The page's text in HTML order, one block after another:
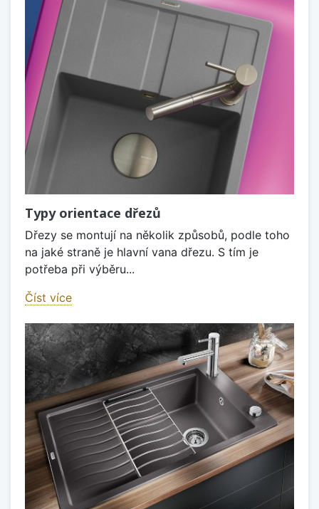
Typy orientace dřezů
Dřezy se montují na několik způsobů, podle toho
na jaké straně je hlavní vana dřezu. S tím je
potřeba při výběru...
Číst více